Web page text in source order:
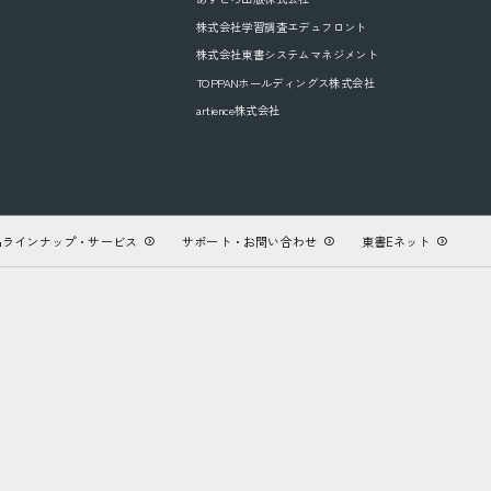
株式会社学習調査エデュフロント
株式会社東書システムマネジメント
TOPPANホールディングス株式会社
artience株式会社
ラインナップ・サービス サポート・お問い合わせ 東書Eネット